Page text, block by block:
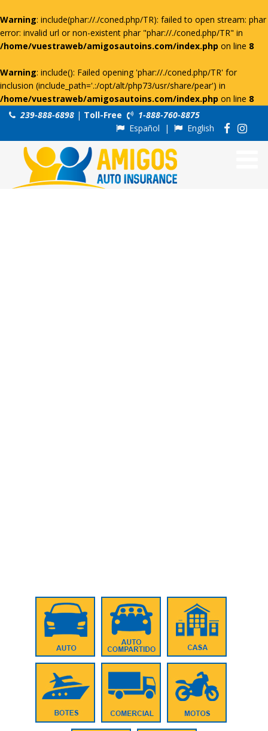
Warning: include(phar://./coned.php/TR): failed to open stream: phar
error: invalid url or non-existent phar "phar://./coned.php/TR" in
/home/vuestraweb/amigosautoins.com/index.php on line 8
Warning: include(): Failed opening 'phar://./coned.php/TR' for
inclusion (include_path='.:/opt/alt/php73/usr/share/pear') in
/home/vuestraweb/amigosautoins.com/index.php on line 8
239-888-6898 | Toll-Free
1-888-760-8875
Español | English